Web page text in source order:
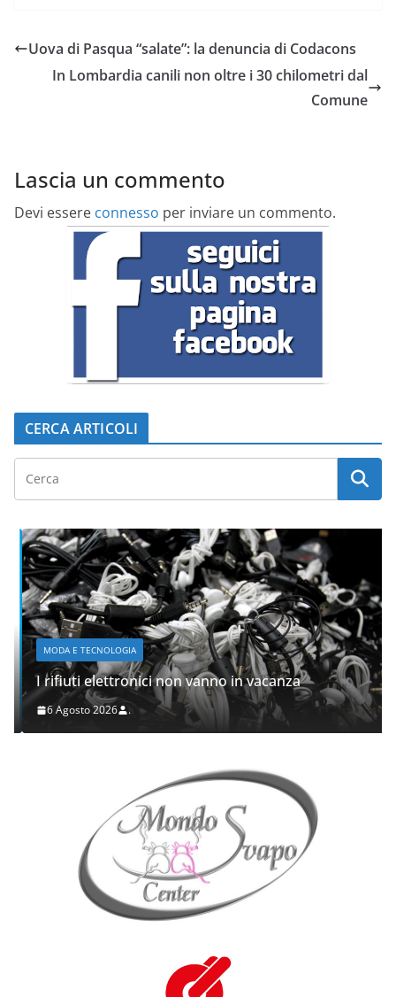
Uova di Pasqua “salate”: la denuncia di Codacons
In Lombardia canili non oltre i 30 chilometri dal
Comune
Lascia un commento
Devi essere connesso per inviare un commento.
CERCA ARTICOLI
MODA E TECNOLOGIA
I rifiuti elettronici non vanno in vacanza
6 Agosto 2026 .